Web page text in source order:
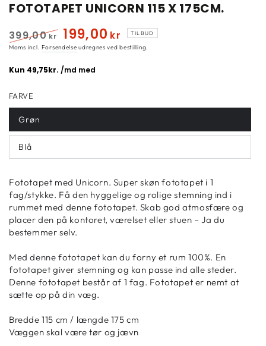
FOTOTAPET UNICORN 115 X 175CM.
Normal
399,00kr
Udsalgspris
199,00 kr TILBUD
Moms incl. Forsendelse udregnes ved bestilling.
FARVE
Grøn
Blå
Fototapet med Unicorn. Super skøn fototapet i 1
fag/stykke. Få den hyggelige og rolige stemning ind i
rummet med denne fototapet. Skab god atmosfære og
placer den på kontoret, værelset eller stuen – Ja du
bestemmer selv.
Med denne fototapet kan du forny et rum 100%. En
fototapet giver stemning og kan passe ind alle steder.
Denne fototapet består af 1 fag. Fototapet er nemt at
sætte op på din væg.
Bredde 115 cm / længde 175 cm
Væggen skal være tør og jævn